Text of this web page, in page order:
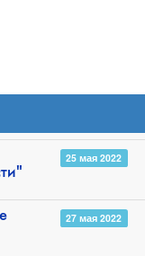
25 мая 2022
27 мая 2022